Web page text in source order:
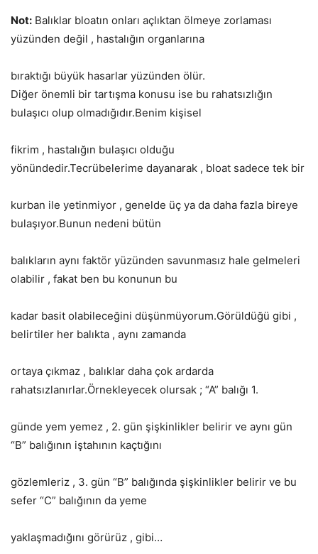
Not: Balıklar bloatın onları açlıktan ölmeye zorlaması
yüzünden değil , hastalığın organlarına
bıraktığı büyük hasarlar yüzünden ölür.
Diğer önemli bir tartışma konusu ise bu rahatsızlığın
bulaşıcı olup olmadığıdır.Benim kişisel
fikrim , hastalığın bulaşıcı olduğu
yönündedir.Tecrübelerime dayanarak , bloat sadece tek bir
kurban ile yetinmiyor , genelde üç ya da daha fazla bireye
bulaşıyor.Bunun nedeni bütün
balıkların aynı faktör yüzünden savunmasız hale gelmeleri
olabilir , fakat ben bu konunun bu
kadar basit olabileceğini düşünmüyorum.Görüldüğü gibi ,
belirtiler her balıkta , aynı zamanda
ortaya çıkmaz , balıklar daha çok ardarda
rahatsızlanırlar.Örnekleyecek olursak ; “A” balığı 1.
günde yem yemez , 2. gün şişkinlikler belirir ve aynı gün
“B” balığının iştahının kaçtığını
gözlemleriz , 3. gün “B” balığında şişkinlikler belirir ve bu
sefer “C” balığının da yeme
yaklaşmadığını görürüz , gibi…